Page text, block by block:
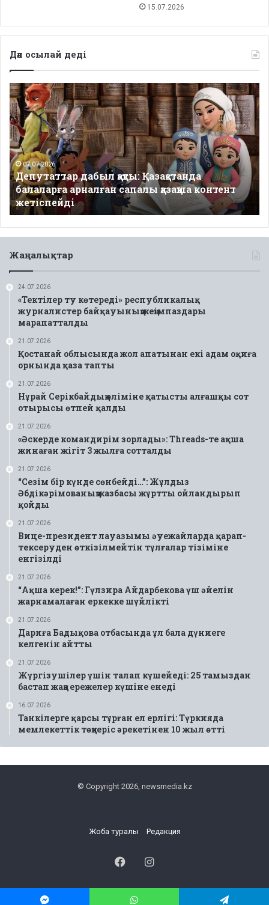
15.07.2026
Дәл осылай деді
Депутаттар
дабыл
қақты:
Қазақстанда
балаларға
арналған
сапалы
қазақша
контент
жетіспейді
07.07.2026
Депутаттар дабыл қақты: Қазақстанда
балаларға арналған сапалы қазақша контент
жетіспейді
Жаңалықтар
24.07.2026
«Тектілер ту көтереді» республикалық
журналистер байқауының жеңімпаздары
марапатталды
21.07.2026
Қостанай облысында жол апатынан екі адам оқиға
орнында қаза тапты
21.07.2026
Нұрай Серікбайдың өліміне қатысты алғашқы сот
отырысы өтпей қалды
21.07.2026
«Әскерде командирім зорлады»: Threads-те ақша
жинаған жігіт 3 жылға сотталды
21.07.2026
“Сезім бір күнде сөнбейді…”: Жұлдыз
Әбдікәрімованың жазбасы жұртты ойландырып
қойды
21.07.2026
Вице-президент лауазымы әуежайларда қарап-
тексеруден өткізілмейтін тұлғалар тізіміне
енгізілді
21.07.2026
“Ақша керек!”: Гүлзира Айдарбекова үш әйелін
жарнамалаған еркекке шүйлікті
21.07.2026
Дариға Бадықова отбасында ұл бала дүниеге
келгенін айтты
21.07.2026
Жүргізушілер үшін талап күшейеді: 25 тамыздан
бастап жаңа ережелер күшіне енеді
16.07.2026
Танкілерге қарсы тұрған ел ерлігі: Түркияда
мемлекеттік төңкеріс әрекетінен 10 жыл өтті
© Copyright 2026, newsmedia.kz
Жоба туралы Редакция
FacebookInstagram